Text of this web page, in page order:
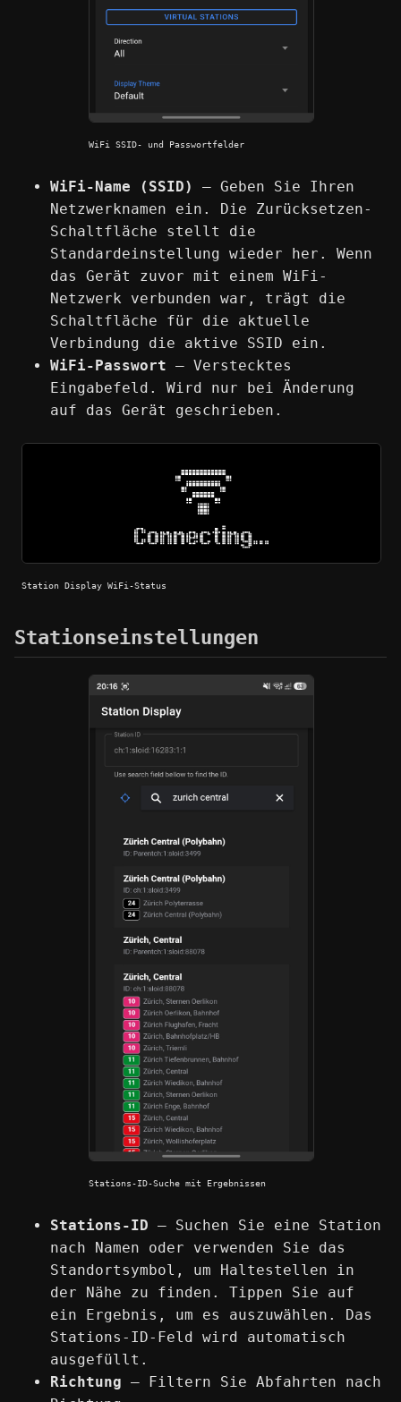
WiFi SSID- und Passwortfelder
WiFi-Name (SSID)
— Geben Sie Ihren
Netzwerknamen ein. Die Zurücksetzen-
Schaltfläche stellt die
Standardeinstellung wieder her. Wenn
das Gerät zuvor mit einem WiFi-
Netzwerk verbunden war, trägt die
Schaltfläche für die aktuelle
Verbindung die aktive SSID ein.
WiFi-Passwort — Verstecktes
Eingabefeld. Wird nur bei Änderung
auf das Gerät geschrieben.
Station Display WiFi-Status
Stationseinstellungen
Stations-ID-Suche mit Ergebnissen
Stations-ID — Suchen Sie eine Station
nach Namen oder verwenden Sie das
Standortsymbol, um Haltestellen in
der Nähe zu finden. Tippen Sie auf
ein Ergebnis, um es auszuwählen. Das
Stations-ID-Feld wird automatisch
ausgefüllt.
Richtung — Filtern Sie Abfahrten nach